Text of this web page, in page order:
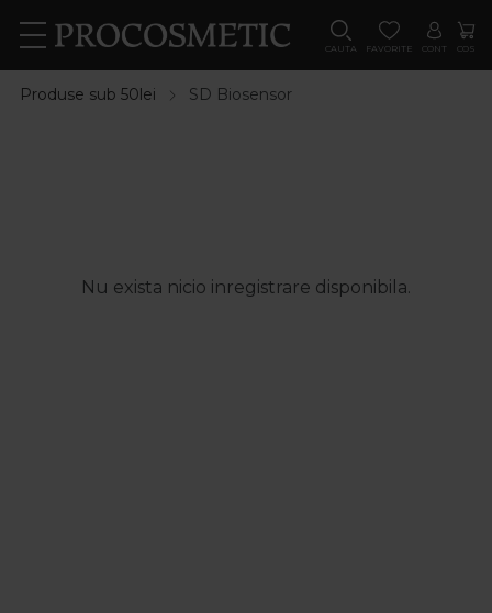
CAUTA FAVORITE CONT COS
Produse sub 50lei SD Biosensor
Nu exista nicio inregistrare disponibila.